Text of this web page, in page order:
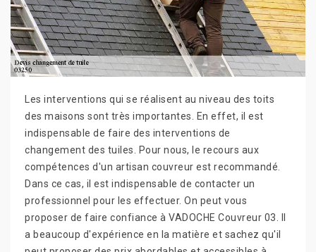
Les interventions qui se réalisent au niveau des toits
des maisons sont très importantes. En effet, il est
indispensable de faire des interventions de
changement des tuiles. Pour nous, le recours aux
compétences d'un artisan couvreur est recommandé.
Dans ce cas, il est indispensable de contacter un
professionnel pour les effectuer. On peut vous
proposer de faire confiance à VADOCHE Couvreur 03. Il
a beaucoup d'expérience en la matière et sachez qu'il